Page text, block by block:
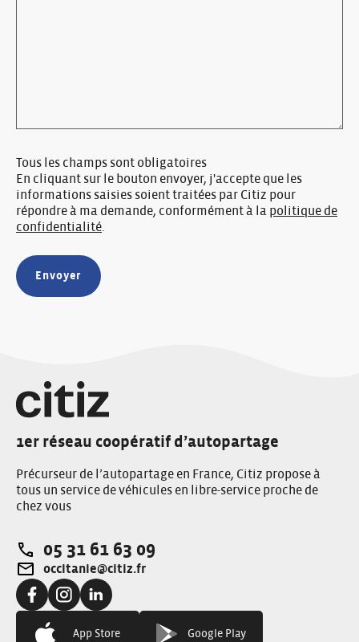
Tous les champs sont obligatoires
En cliquant sur le bouton envoyer, j'accepte que les
informations saisies soient traitées par Citiz pour
répondre à ma demande, conformément à la politique de
confidentialité
1er réseau coopératif d’autopartage
Précurseur de l’autopartage en France, Citiz propose à
tous un service de véhicules en libre-service proche de
chez vous
Téléphone:
05 31 61 63 09
Adresse e-mail:
occitanie@citiz.fr
Facebook:Instagram:LinkedIn:
App Store Google Play